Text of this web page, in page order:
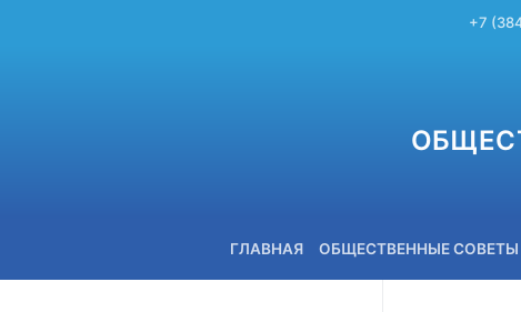
+7
ГЛАВНАЯ ОБЩЕСТВЕННЫЕ СОВЕТЫ